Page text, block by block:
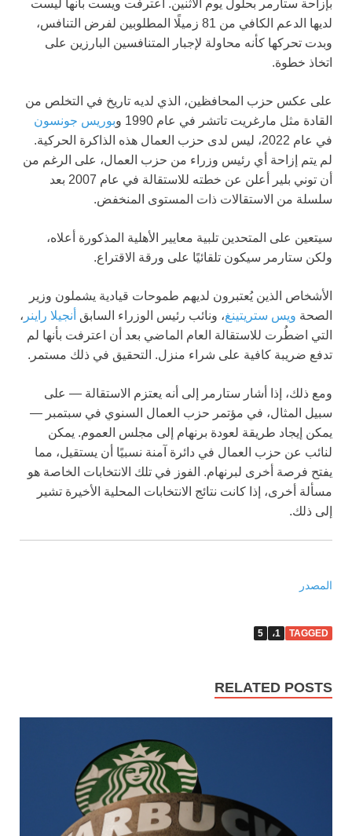
بإزاحة ستارمر بحلول يوم الاثنين. اعترفت ويست بأنها ليست
لديها الدعم الكافي من 81 زميلًا المطلوبين لفرض التنافس،
وبدت تحركها كأنه محاولة لإجبار المتنافسين البارزين على
اتخاذ خطوة.
على عكس حزب المحافظين، الذي لديه تاريخ في التخلص من
القادة مثل مارغريت تاتشر في عام 1990 و
بوريس جونسون
في عام 2022، ليس لدى حزب العمال هذه الذاكرة الحركية.
لم يتم إزاحة أي رئيس وزراء من حزب العمال، على الرغم من
أن توني بلير أعلن عن خطته للاستقالة في عام 2007 بعد
سلسلة من الاستقالات ذات المستوى المنخفض.
سيتعين على المتحدين تلبية معايير الأهلية المذكورة أعلاه،
ولكن ستارمر سيكون تلقائيًا على ورقة الاقتراع.
الأشخاص الذين يُعتبرون لديهم طموحات قيادية يشملون وزير
الصحة ويس ستريتينغ، ونائب رئيس الوزراء السابق أنجيلا راينر ،
التي اضطُرت للاستقالة العام الماضي بعد أن اعترفت بأنها لم
تدفع ضريبة كافية على شراء منزل. التحقيق في ذلك مستمر.
ومع ذلك، إذا أشار ستارمر إلى أنه يعتزم الاستقالة — على
سبيل المثال، في مؤتمر حزب العمال السنوي في سبتمبر —
يمكن إيجاد طريقة لعودة برنهام إلى مجلس العموم. يمكن
لنائب عن حزب العمال في دائرة آمنة نسبيًا أن يستقيل، مما
يفتح فرصة أخرى لبرنهام. الفوز في تلك الانتخابات الخاصة هو
مسألة أخرى، إذا كانت نتائج الانتخابات المحلية الأخيرة تشير
إلى ذلك.
المصدر
TAGGED 1، 5
RELATED POSTS